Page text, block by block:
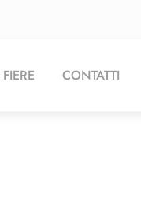
FIERE CONTATTI